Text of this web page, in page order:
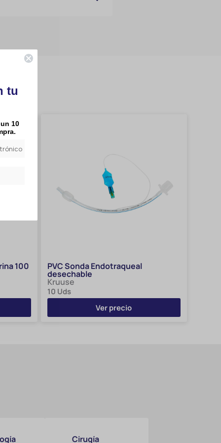
100 PVC Sonda Endotraqueal
desechable
Kruuse
10 Uds
Ver precio
Cirugía
tu
10